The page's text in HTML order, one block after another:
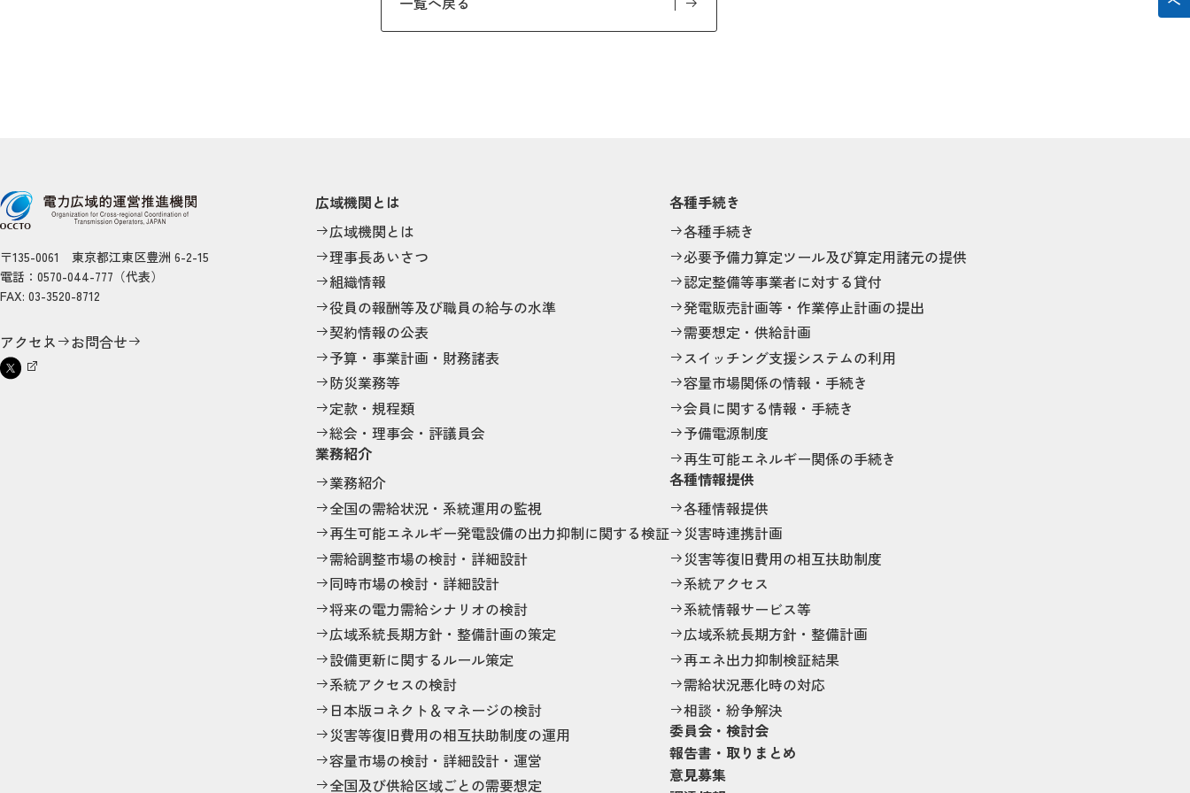
〒135-0061 東京都江東区豊洲 6-2-15
電話：0570-044-777（代表）
FAX: 03-3520-8712
アクセス お問合せ
広域機関とは
広域機関とは
理事長あいさつ
組織情報
役員の報酬等及び職員の給与の水準
契約情報の公表
予算・事業計画・財務諸表
防災業務等
定款・規程類
総会・理事会・評議員会
業務紹介
業務紹介
全国の需給状況・系統運用の監視
再生可能エネルギー発電設備の出力抑制に関する検証
需給調整市場の検討・詳細設計
同時市場の検討・詳細設計
将来の電力需給シナリオの検討
広域系統長期方針・整備計画の策定
設備更新に関するルール策定
系統アクセスの検討
日本版コネクト＆マネージの検討
災害等復旧費用の相互扶助制度の運用
容量市場の検討・詳細設計・運営
全国及び供給区域ごとの需要想定
各種手続き
各種手続き
必要予備力算定ツール及び算定用諸元の提供
認定整備等事業者に対する貸付
発電販売計画等・作業停止計画の提出
需要想定・供給計画
スイッチング支援システムの利用
容量市場関係の情報・手続き
会員に関する情報・手続き
予備電源制度
再生可能エネルギー関係の手続き
各種情報提供
各種情報提供
災害時連携計画
災害等復旧費用の相互扶助制度
系統アクセス
系統情報サービス等
広域系統長期方針・整備計画
再エネ出力抑制検証結果
需給状況悪化時の対応
相談・紛争解決
委員会・検討会
報告書・取りまとめ
意見募集